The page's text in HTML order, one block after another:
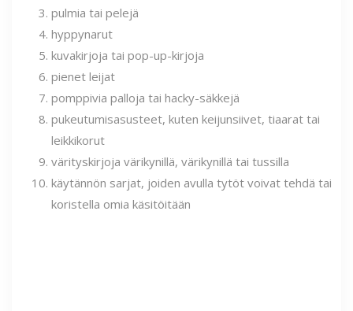
pulmia tai pelejä
hyppynarut
kuvakirjoja tai pop-up-kirjoja
pienet leijat
pomppivia palloja tai hacky-säkkejä
pukeutumisasusteet, kuten keijunsiivet, tiaarat tai
leikkikorut
värityskirjoja värikynillä, värikynillä tai tussilla
käytännön sarjat, joiden avulla tytöt voivat tehdä tai
koristella omia käsitöitään